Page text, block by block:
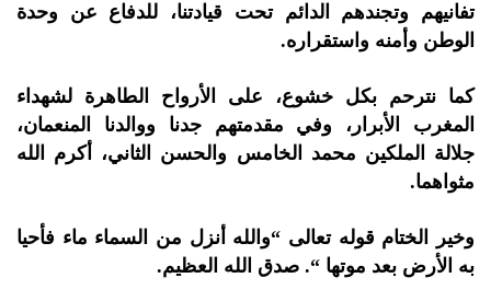
تفانيهم وتجندهم الدائم تحت قيادتنا، للدفاع عن وحدة
الوطن وأمنه واستقراره.
كما نترحم بكل خشوع، على الأرواح الطاهرة لشهداء
المغرب الأبرار، وفي مقدمتهم جدنا ووالدنا المنعمان،
جلالة الملكين محمد الخامس والحسن الثاني، أكرم الله
مثواهما.
وخير الختام قوله تعالى “والله أنزل من السماء ماء فأحيا
به الأرض بعد موتها “. صدق الله العظيم.